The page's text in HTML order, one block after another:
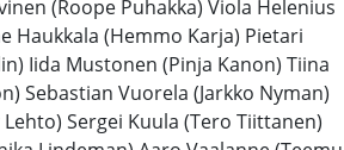
(Roope Puhakka) Viola Helenius
Haukkala (Hemmo Karja) Pietari
Iida Mustonen (Pinja Kanon) Tiina
Sebastian Vuorela (Jarkko Nyman)
Sergei Kuula (Tero Tiittanen)